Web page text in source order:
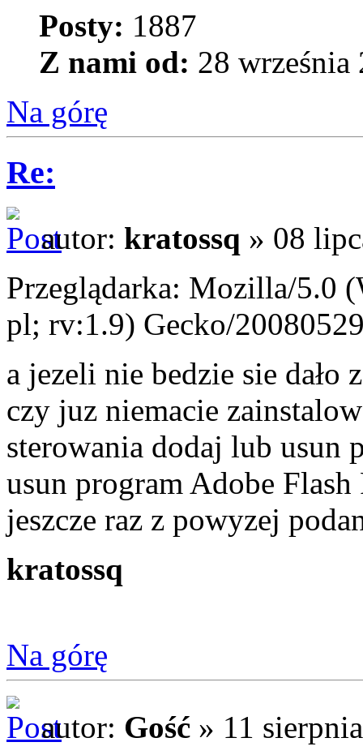
Posty: 1887
Z nami od: 28 września
Na górę
Re:
autor: kratossq » 08
Przeglądarka: Mozilla/5.0
pl; rv:1.9) Gecko/
a jezeli nie bedzie sie dało
czy juz niemacie
sterowania dodaj lub usun
usun program Adobe
jeszcze raz z powyzej
kratossq
Na górę
autor: Gość » 11